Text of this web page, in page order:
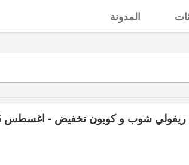
المدونة
شوب و كوبون تخفيض - اغسطس 2026